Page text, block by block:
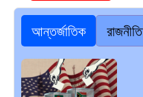
আন্তর্জাতিক রাজনীতি